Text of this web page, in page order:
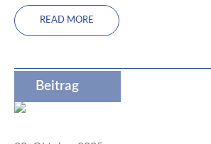
READ MORE
Beitrag